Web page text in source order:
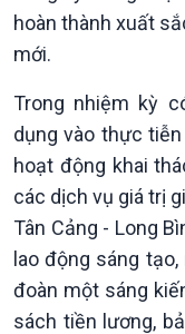
Tin Kinh tế
Trước giờ mở cửa
Dòng chảy Kinh tế
Sức sống hàng Việt
Khởi nghiệp
Tuyên chiến với gian
thương mại
hoàn thành xuất
mới.
Trong nhiệm kỳ
dụng vào thực
hoạt động khai
các dịch vụ giá trị
Tân Cảng - Long
lao động sáng
đoàn một sáng
sách tiền lương,